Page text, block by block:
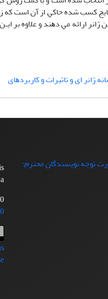
ﺷﺪه ﺣﺎﻛﻲ از آن اﺳﺖ ﻛﻪ
اراﺋﻪ ﻣﻲ دﻫﻨﺪ و ﻋﻼوه ﺑﺮ
ژاﻧﺮ ای و تاثیرات و ﻛﺎرﺑﺮدﻫﺎی
توجه نویسندگان محترم: